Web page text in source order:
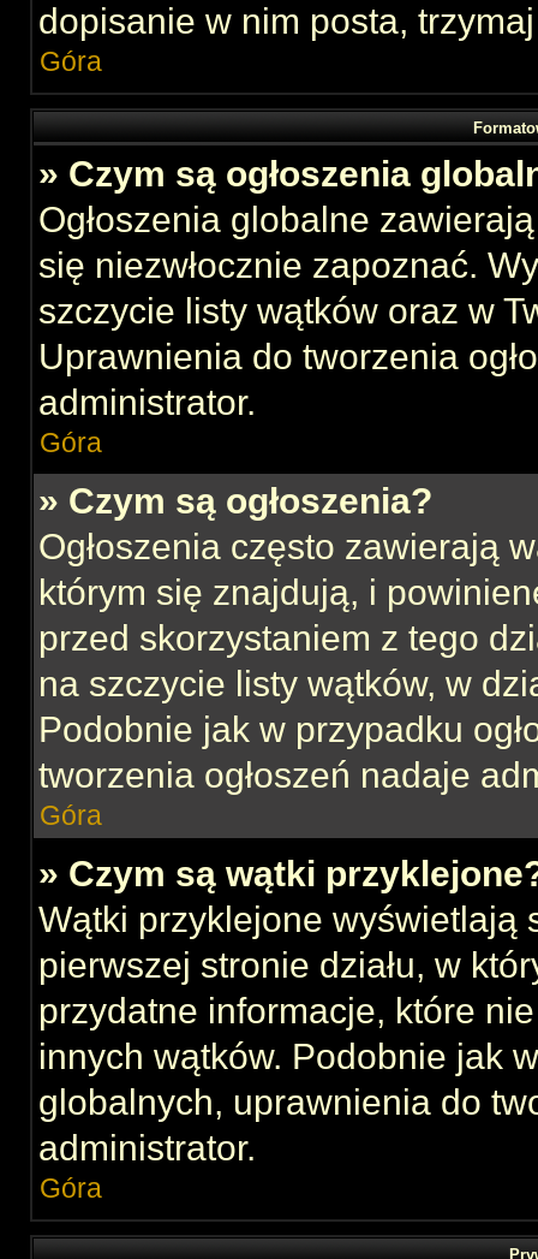
dopisanie w nim posta,
Góra
» Czym są ogłoszenia
Ogłoszenia globalne
się niezwłocznie zapoznać.
szczycie listy wątków oraz w
Uprawnienia do tworzenia
administrator.
Góra
» Czym są ogłoszenia?
Ogłoszenia często zawierają
którym się znajdują, i
przed skorzystaniem z tego
na szczycie listy wątków, w
Podobnie jak w przypadku
tworzenia ogłoszeń nadaje
Góra
» Czym są wątki
Wątki przyklejone wyświetlają
pierwszej stronie działu, w
przydatne informacje, które
innych wątków. Podobnie jak
globalnych, uprawnienia do
administrator.
Góra